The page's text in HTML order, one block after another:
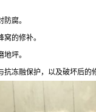
腐。
的修补。
坪。
冻融保护，以及破坏后的